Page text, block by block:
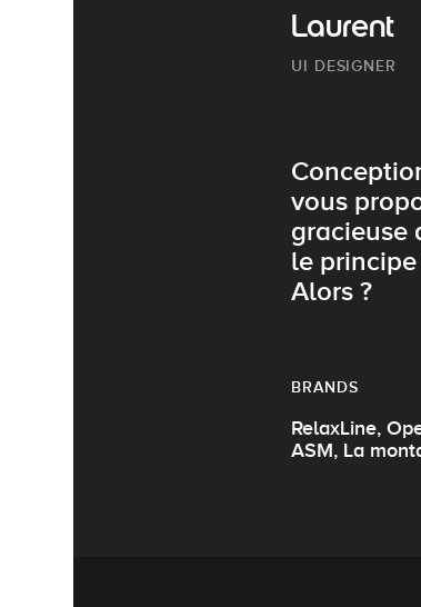
Laurent
UI DESIGNER
vous
gracieuse
le principe
Alors ?
BRANDS
RelaxLine,
ASM, La